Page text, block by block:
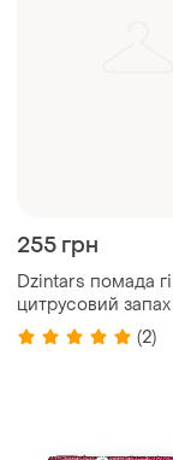
255 грн
Dzintars помада
цитрусовий запах
маслами
(2)